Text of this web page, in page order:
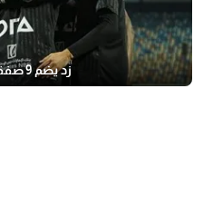
زد يضم 9 صفقات سوبر